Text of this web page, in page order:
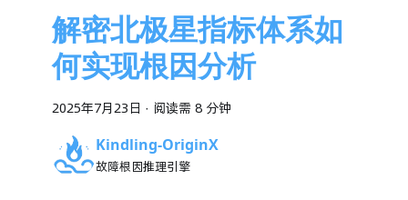
解密北极星指标体系如
何实现根因分析
2025年7月23日 · 阅读需 8 分钟
Kindling-OriginX
故障根因推理引擎